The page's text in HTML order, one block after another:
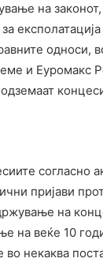
на
односи,
и Еуромакс
согласно
пријави
на
на веќе 10
некаква